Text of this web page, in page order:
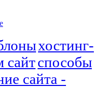
хостинг-
сайтспособы
сайта -